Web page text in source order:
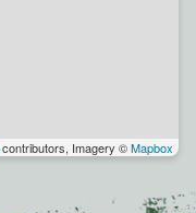
contributors, Imagery ©Mapbox